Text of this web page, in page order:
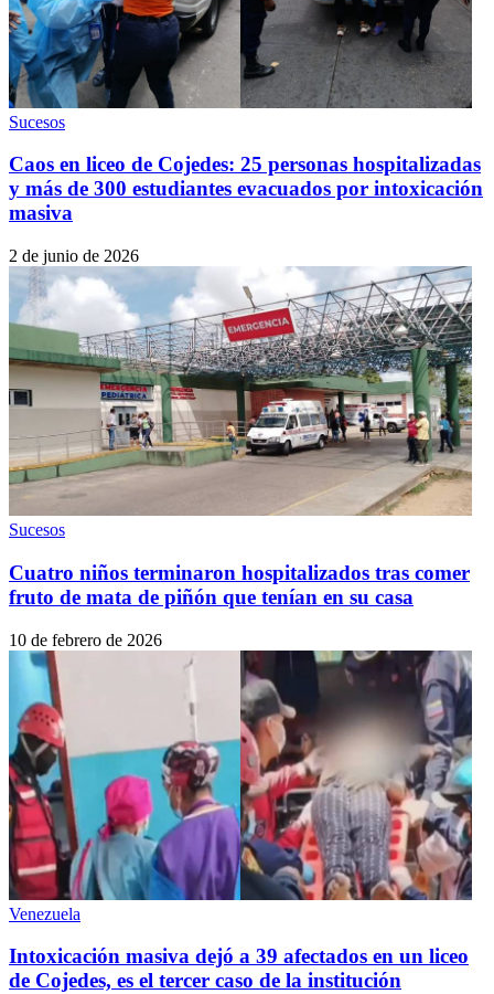
Sucesos
Caos en liceo de Cojedes: 25 personas hospitalizadas
y más de 300 estudiantes evacuados por intoxicación
masiva
2 de junio de 2026
Sucesos
Cuatro niños terminaron hospitalizados tras comer
fruto de mata de piñón que tenían en su casa
10 de febrero de 2026
Venezuela
Intoxicación masiva dejó a 39 afectados en un liceo
de Cojedes, es el tercer caso de la institución